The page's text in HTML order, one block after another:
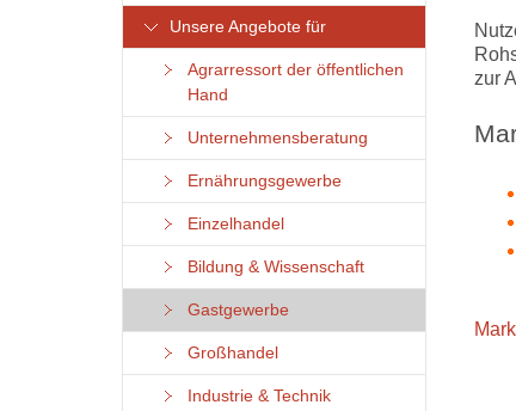
Unsere Angebote für
Agrarressort der öffentlichen
Hand
Unternehmensberatung
Ernährungsgewerbe
Einzelhandel
Bildung & Wissenschaft
Gastgewerbe
Großhandel
Industrie & Technik
zur